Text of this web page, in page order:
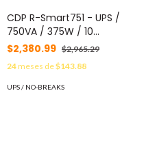
CDP R-Smart751 - UPS /
750VA / 375W / 10
Terminales de salida / 5
Salidas con respaldo de
batería y AVR / 5 Salidas con
supresión de picos / Pantalla
$2,380.99 $2,965.29
24meses de$143.88
UPS / NO-BREAKS